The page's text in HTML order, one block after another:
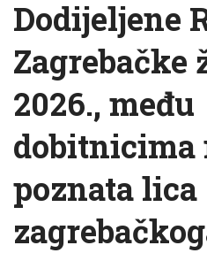
Dodijeljene
Zagrebačke
2026., među
dobitnicima
poznata lica